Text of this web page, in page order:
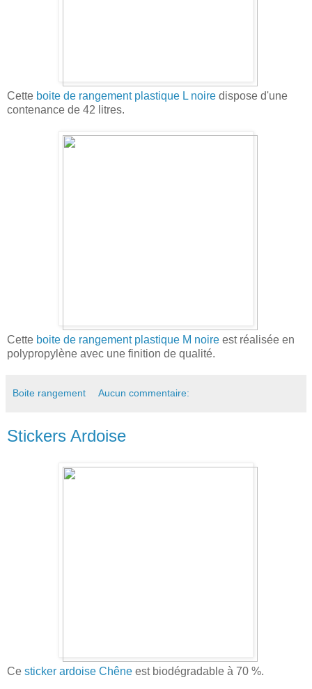
Cette boite de rangement plastique L noire dispose d'une
contenance de 42 litres.
Cette boite de rangement plastique M noire est réalisée en
polypropylène avec une finition de qualité.
Boite rangement Aucun commentaire:
Stickers Ardoise
Ce sticker ardoise Chêne est biodégradable à 70 %.